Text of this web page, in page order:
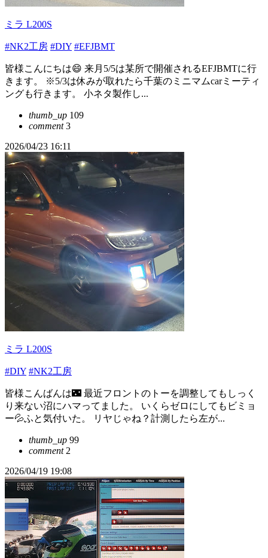
ミラ L200S
#NK2工房 #DIY #EFJBMT
皆様こんにちは😄 来月5/5は某所で開催されるEFJBMTに行
きます。 ※5/3は休みが取れたら千葉のミニマムcarミーティ
ングも行きます。 小ネタ製作し...
thumb_up 109
comment3
2026/04/23 16:11
ミラ L200S
#DIY #NK2工房
皆様こんばんは🌃 最近フロントのトーを調整してもしっく
り来ない沼にハマってました。 いくらゼロにしてもビミョ
ー💦ふと気付いた。 リヤじゃね？計測したら左が...
thumb_up 99
comment2
2026/04/19 19:08